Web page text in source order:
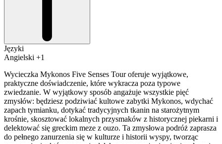
Języki
Angielski +1
Wycieczka Mykonos Five Senses Tour oferuje wyjątkowe,
praktyczne doświadczenie, które wykracza poza typowe
zwiedzanie. W wyjątkowy sposób angażuje wszystkie pięć
zmysłów: będziesz podziwiać kultowe zabytki Mykonos, wdychać
zapach tymianku, dotykać tradycyjnych tkanin na starożytnym
krośnie, skosztować lokalnych przysmaków z historycznej piekarni i
delektować się greckim meze z ouzo. Ta zmysłowa podróż zaprasza
do pełnego zanurzenia się w kulturze i historii wyspy, tworząc